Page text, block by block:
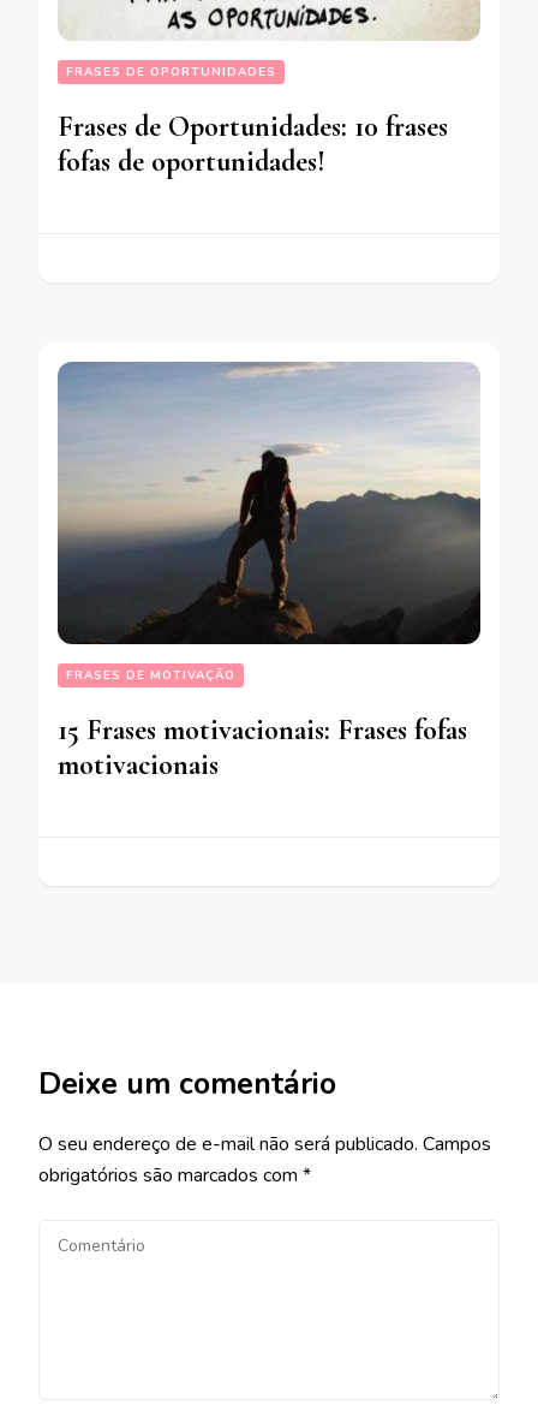
FRASES DE OPORTUNIDADES
Frases de Oportunidades: 10 frases
fofas de oportunidades!
FRASES DE MOTIVAÇÃO
15 Frases motivacionais: Frases fofas
motivacionais
Deixe um comentário
O seu endereço de e-mail não será publicado. Campos
obrigatórios são marcados com *